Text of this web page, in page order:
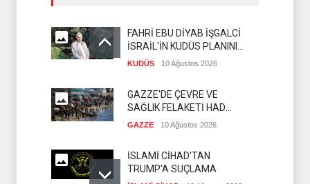
FAHRİ EBU DİYAB İŞGALCİ
İSRAİL'İN KUDÜS PLANINI
DEŞİFRE ETTİ
KUDÜS 10 Ağustos 2026
GAZZE'DE ÇEVRE VE
SAĞLIK FELAKETİ HAD
SAFHADA
GAZZE 10 Ağustos 2026
İSLAMİ CİHAD'TAN
TRUMP'A SUÇLAMA